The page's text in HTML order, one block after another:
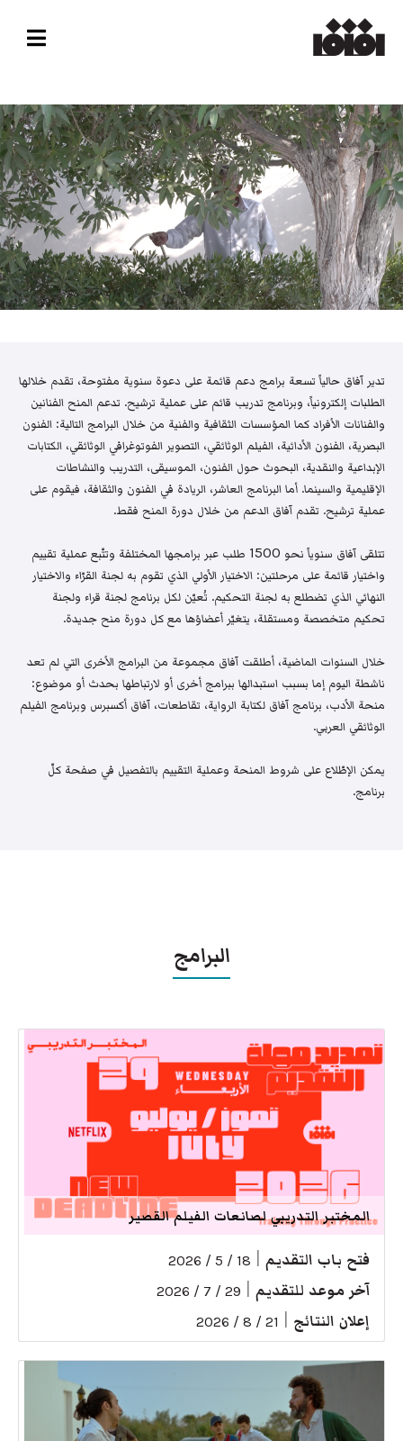
تدير آفاق حالياً تسعة برامج دعم قائمة على دعوة سنوية مفتوحة، تقدم خلالها
الطلبات إلكترونياً، وبرنامج تدريب قائم على عملية ترشيح. تدعم المنح الفنانين
والفنانات الأفراد كما المؤسسات الثقافية والفنية من خلال البرامج التالية: الفنون
البصرية، الفنون الأدائية، الفيلم الوثائقي، التصوير الفوتوغرافي الوثائقي، الكتابات
الإبداعية والنقدية، البحوث حول الفنون، الموسيقى، التدريب والنشاطات
الإقليمية والسينما. أما البرنامج العاشر، الريادة في الفنون والثقافة، فيقوم على
عملية ترشيح. تقدم آفاق الدعم من خلال دورة المنح فقط.
تتلقى آفاق سنوياً نحو 1500 طلب عبر برامجها المختلفة وتتّبع عملية تقييم
واختيار قائمة على مرحلتين: الاختيار الأولي الذي تقوم به لجنة القرّاء والاختيار
النهائي الذي تضطلع به لجنة التحكيم. تُعيّن لكل برنامج لجنة قراء ولجنة
تحكيم متخصصة ومستقلة، يتغيّر أعضاؤها مع كل دورة منح جديدة.
خلال السنوات الماضية، أطلقت آفاق مجموعة من البرامج الأخرى التي لم تعد
ناشطة اليوم إما بسبب استبدالها ببرامج أخرى أو لارتباطها بحدث أو موضوع:
منحة الأدب، برنامج آفاق لكتابة الرواية، تقاطعات، آفاق أكسبرس وبرنامج الفيلم
الوثائقي العربي.
يمكن الإطّلاع على شروط المنحة وعملية التقييم بالتفصيل في صفحة كلّ
برنامج.
البرامج
المختبر التدريبي لصانعات الفيلم القصير
فتح باب التقديم 18 / 5 / 2026
آخر موعد للتقديم 29 / 7 / 2026
إعلان النتائج 21 / 8 / 2026